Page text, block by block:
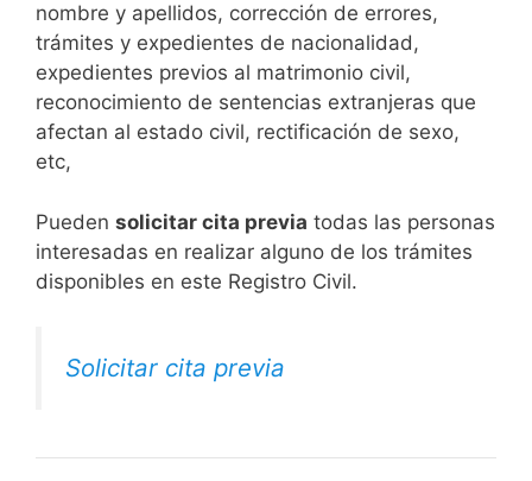
nombre y apellidos, corrección de errores,
trámites y expedientes de nacionalidad,
expedientes previos al matrimonio civil,
reconocimiento de sentencias extranjeras que
afectan al estado civil, rectificación de sexo,
etc,
​Pueden solicitar cita previa todas las personas
interesadas en realizar alguno de los trámites
disponibles en este Registro Civil.​
Solicitar cita previa